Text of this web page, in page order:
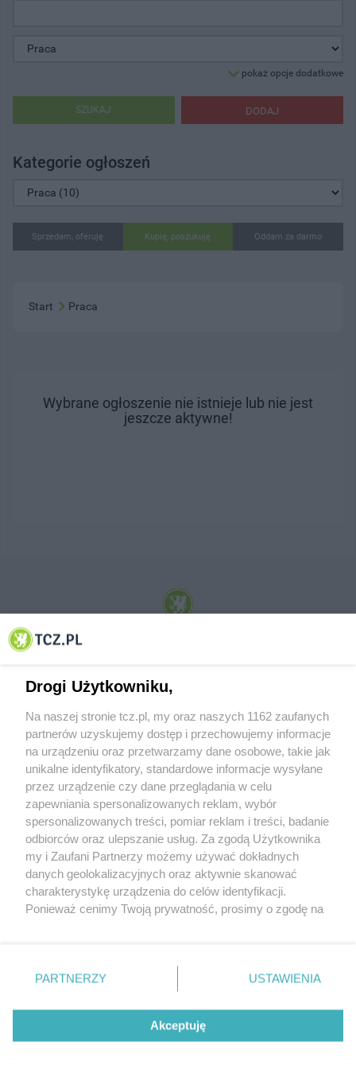
pokaż opcje dodatkowe
DODAJ
SZUKAJ
Kategorie ogłoszeń
Sprzedam, oferuję Kupię, poszukuję Oddam za darmo
Start Praca
Wybrane ogłoszenie nie istnieje lub nie jest
jeszcze aktywne!
© 2001-2026 Tczew - TCZ.PL Sp. z o.o. Internetowy Serwis Informacyjny Miasta
O FIRMIE POLITYKA PRYWATNOŚCI HOSTING
REKLAMA WSPÓŁPRACA RSS FACEBOOK KONTAKT
Nasze serwisy
Aktualności
Tcz24
Historia miasta
Muzyka i kultura
Archiwum wydarzeń
Zdjęcia miasta
Drogi Użytkowniku,
Na naszej stronie tcz.pl, my oraz naszych 1162 zaufanych
partnerów uzyskujemy dostęp i przechowujemy informacje
na urządzeniu oraz przetwarzamy dane osobowe, takie jak
unikalne identyfikatory, standardowe informacje wysyłane
przez urządzenie czy dane przeglądania w celu
zapewniania spersonalizowanych reklam, wybór
spersonalizowanych treści, pomiar reklam i treści, badanie
odbiorców oraz ulepszanie usług. Za zgodą Użytkownika
my i Zaufani Partnerzy możemy używać dokładnych
danych geolokalizacyjnych oraz aktywnie skanować
charakterystykę urządzenia do celów identyfikacji.
Ponieważ cenimy Twoją prywatność, prosimy o zgodę na
znajdujący się w lewym dolnym rogu strony
. Niektóre
przetwarzaniu. Preferencje będą miały zastosowania tylko
PARTNERZY USTAWIENIA
Akceptuję